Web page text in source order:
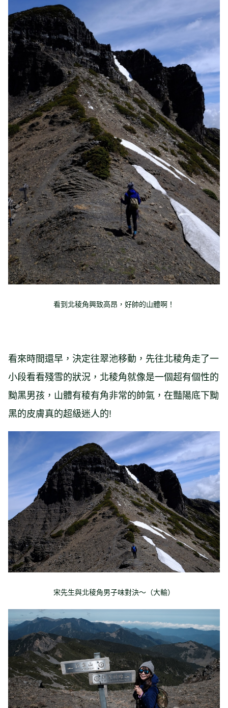
看到北稜角興致高昂，好帥的山體啊！
看來時間還早，決定往翠池移動，先往北稜角走了一
小段看看殘雪的狀況，北稜角就像是一個超有個性的
黝黑男孩，山體有稜有角非常的帥氣，在豔陽底下黝
黑的皮膚真的超級迷人的!
宋先生與北稜角男子味對決～（大輸）